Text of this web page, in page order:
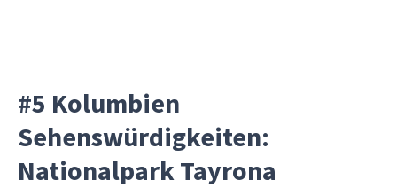
#5 Kolumbien
Sehenswürdigkeiten:
Nationalpark Tayrona